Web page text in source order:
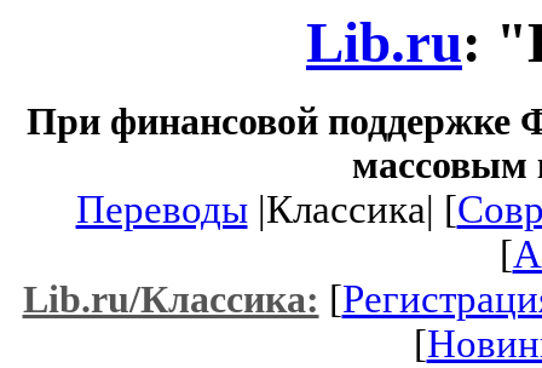
Lib.ru:
При финансовой поддержке
массовым
Переводы|Классика| [
[
Lib.ru/Классика: [
[